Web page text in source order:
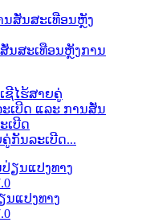
ສັ່ນສະເທືອນຫຼັງການ
ຄູ່ກັນລະເບີດ...
ແປງທາງ